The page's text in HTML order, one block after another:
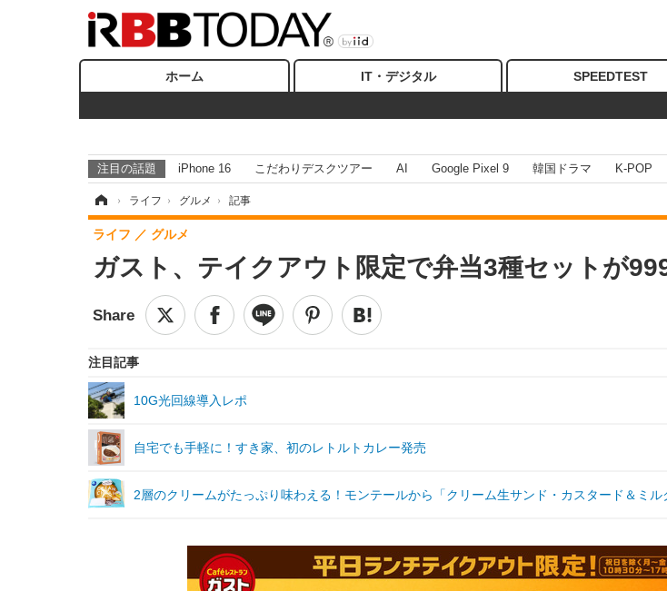
ホーム IT・デジタル SPEEDTEST
注目の話題 iPhone 16 こだわりデスクツアー AI Google Pixel 9 韓国ドラマ K-POP
› ライフ › グルメ › 記事
ガスト、テイクアウト限定で弁当3種セットが
ライフ グルメ
注目記事
10G光回線導入レポ
自宅でも手軽に！すき家、初のレトルトカレー発売
2層のクリームがたっぷり味わえる！モンテールから「クリーム生サンド・カスタード＆ミル